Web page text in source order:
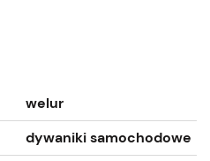
welur
dywaniki samochodowe